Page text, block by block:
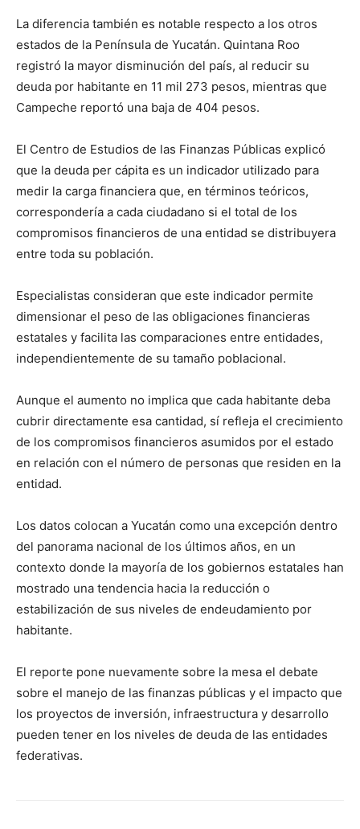
La diferencia también es notable respecto a los otros
estados de la Península de Yucatán. Quintana Roo
registró la mayor disminución del país, al reducir su
deuda por habitante en 11 mil 273 pesos, mientras que
Campeche reportó una baja de 404 pesos.
El Centro de Estudios de las Finanzas Públicas explicó
que la deuda per cápita es un indicador utilizado para
medir la carga financiera que, en términos teóricos,
correspondería a cada ciudadano si el total de los
compromisos financieros de una entidad se distribuyera
entre toda su población.
Especialistas consideran que este indicador permite
dimensionar el peso de las obligaciones financieras
estatales y facilita las comparaciones entre entidades,
independientemente de su tamaño poblacional.
Aunque el aumento no implica que cada habitante deba
cubrir directamente esa cantidad, sí refleja el crecimiento
de los compromisos financieros asumidos por el estado
en relación con el número de personas que residen en la
entidad.
Los datos colocan a Yucatán como una excepción dentro
del panorama nacional de los últimos años, en un
contexto donde la mayoría de los gobiernos estatales han
mostrado una tendencia hacia la reducción o
estabilización de sus niveles de endeudamiento por
habitante.
El reporte pone nuevamente sobre la mesa el debate
sobre el manejo de las finanzas públicas y el impacto que
los proyectos de inversión, infraestructura y desarrollo
pueden tener en los niveles de deuda de las entidades
federativas.